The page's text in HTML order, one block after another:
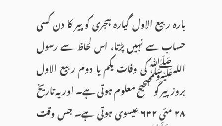
بارہ ربیع الاول گیارہ ہجری کو پیر کا دن کسی
حساب سے نہیں پڑتا، اس لحاظ سے رسول
اللہﷺکی وفات یکم یا دوم ربیع الاول
بروزپیر کو صحیح معلوم ہوتی ہے۔ اور یہ تاریخ
۲۸ مئی ۶۳۲ عیسوی ہوتی ہے۔ جس وقت